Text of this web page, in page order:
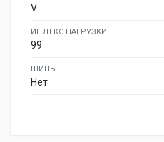
V
ИНДЕКС НАГРУЗКИ
99
ШИПЫ
Нет